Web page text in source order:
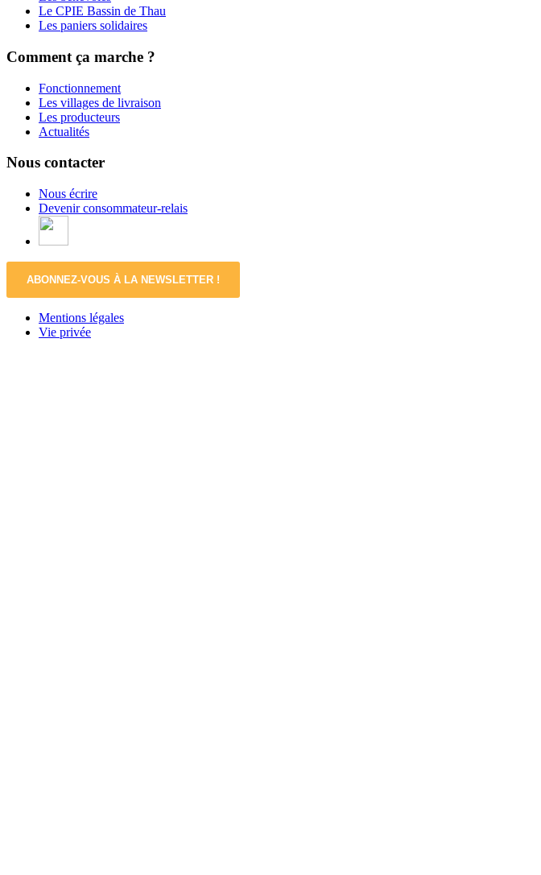
Le CPIE Bassin de Thau
Les paniers solidaires
Comment ça marche ?
Fonctionnement
Les villages de livraison
Les producteurs
Actualités
Nous contacter
Nous écrire
Devenir consommateur-relais
ABONNEZ-VOUS À LA NEWSLETTER !
Mentions légales
Vie privée